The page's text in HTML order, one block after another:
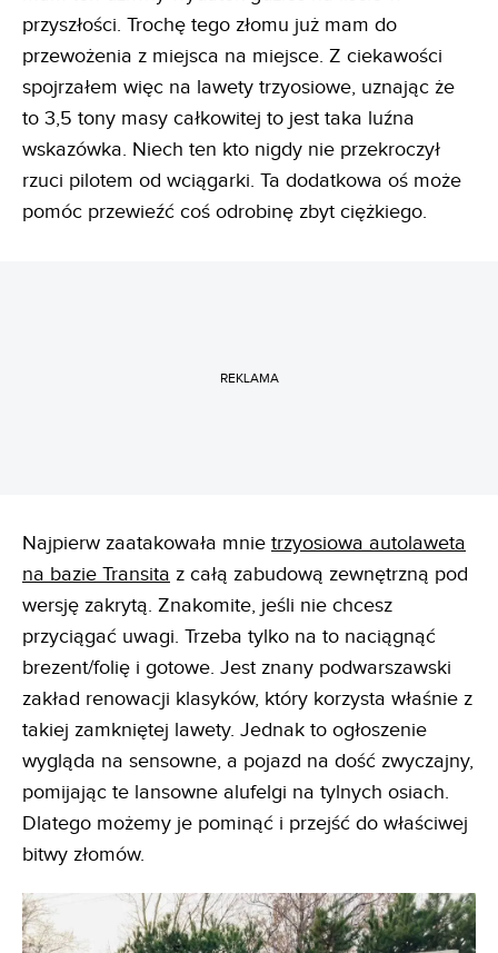
przyszłości. Trochę tego złomu już mam do
przewożenia z miejsca na miejsce. Z ciekawości
spojrzałem więc na lawety trzyosiowe, uznając że
to 3,5 tony masy całkowitej to jest taka luźna
wskazówka. Niech ten kto nigdy nie przekroczył
rzuci pilotem od wciągarki. Ta dodatkowa oś może
pomóc przewieźć coś odrobinę zbyt ciężkiego.
REKLAMA
Najpierw zaatakowała mnie trzyosiowa autolaweta
na bazie Transita z całą zabudową zewnętrzną pod
wersję zakrytą. Znakomite, jeśli nie chcesz
przyciągać uwagi. Trzeba tylko na to naciągnąć
brezent/folię i gotowe. Jest znany podwarszawski
zakład renowacji klasyków, który korzysta właśnie z
takiej zamkniętej lawety. Jednak to ogłoszenie
wygląda na sensowne, a pojazd na dość zwyczajny,
pomijając te lansowne alufelgi na tylnych osiach.
Dlatego możemy je pominąć i przejść do właściwej
bitwy złomów.